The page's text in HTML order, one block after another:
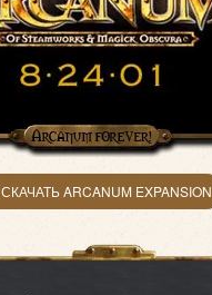
СКАЧАТЬ ARCANUM EXPANSION